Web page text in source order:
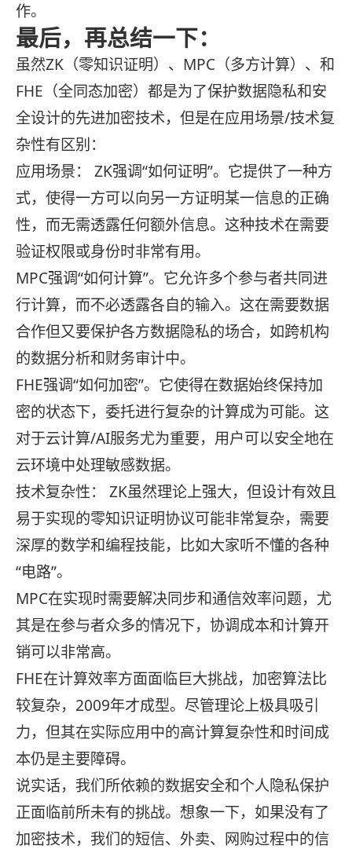
作。
最后，再总结一下：
虽然ZK（零知识证明）、MPC（多方计算）、和
FHE（全同态加密）都是为了保护数据隐私和安
全设计的先进加密技术，但是在应用场景/技术复
杂性有区别：
应用场景： ZK强调“如何证明”。它提供了一种方
式，使得一方可以向另一方证明某一信息的正确
性，而无需透露任何额外信息。这种技术在需要
验证权限或身份时非常有用。
MPC强调“如何计算”。它允许多个参与者共同进
行计算，而不必透露各自的输入。这在需要数据
合作但又要保护各方数据隐私的场合，如跨机构
的数据分析和财务审计中。
FHE强调“如何加密”。它使得在数据始终保持加
密的状态下，委托进行复杂的计算成为可能。这
对于云计算/AI服务尤为重要，用户可以安全地在
云环境中处理敏感数据。
技术复杂性： ZK虽然理论上强大，但设计有效且
易于实现的零知识证明协议可能非常复杂，需要
深厚的数学和编程技能，比如大家听不懂的各种
“电路”。
MPC在实现时需要解决同步和通信效率问题，尤
其是在参与者众多的情况下，协调成本和计算开
销可以非常高。
FHE在计算效率方面面临巨大挑战，加密算法比
较复杂，2009年才成型。尽管理论上极具吸引
力，但其在实际应用中的高计算复杂性和时间成
本仍是主要障碍。
说实话，我们所依赖的数据安全和个人隐私保护
正面临前所未有的挑战。想象一下，如果没有了
加密技术，我们的短信、外卖、网购过程中的信